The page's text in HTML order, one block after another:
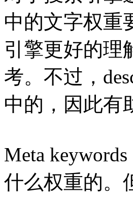
中的文字权重
引擎更好的理
考。不过，
中的，因此有
Meta
什么权重的。